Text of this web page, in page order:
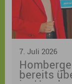
7. Juli 2026
bereits